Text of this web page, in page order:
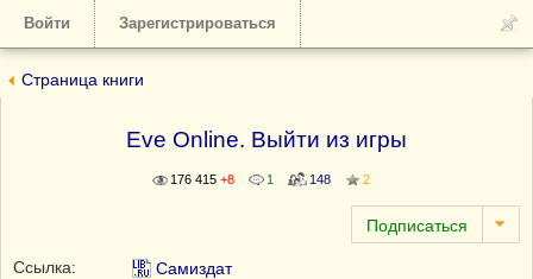
Войти Зарегистрироваться
Страница книги
Eve Online. Выйти из игры
176 415 +8 1 148 2
Ссылка:
Самиздат